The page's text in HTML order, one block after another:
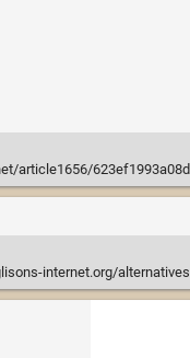
article1656/623ef1993a08d
internet.org/alternatives